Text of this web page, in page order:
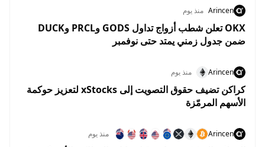
Arincen منذ يوم
OKX تعلن شطب أزواج تداول GODS وPRCL وDUCK
ضمن جدول زمني يمتد حتى نوفمبر
Arincen منذ يوم
كراكن تضيف حقوق التصويت إلى xStocks لتعزيز حوكمة
الأسهم المرمّزة
Arincen منذ يوم